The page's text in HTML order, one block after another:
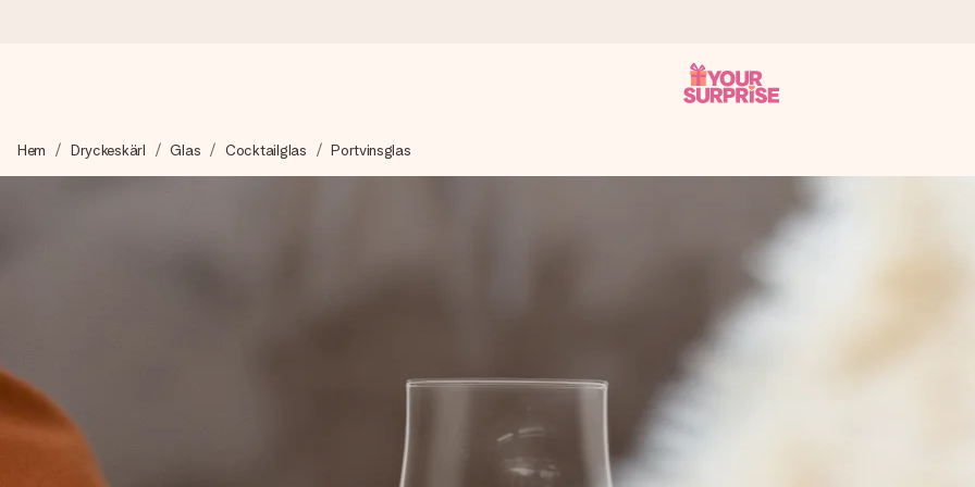
Vi skapar din gåva med omsorg och skickar den blixtsnabbt – så att du kan ge den i precis rätt tid, när det betyder som mest.
Skapa något unikt med bara några få steg – med hennes namn, ditt foto eller ett meddelande som verkligen berör hennes hjärta.
stunden.
Hem Dryckeskärl Glas Cocktailglas Portvinsglas